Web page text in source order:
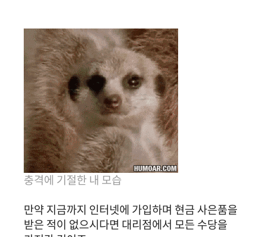
충격에 기절한 내 모습
만약 지금까지 인터넷에 가입하며 현금 사은품을
받은 적이 없으시다면 대리점에서 모든 수당을